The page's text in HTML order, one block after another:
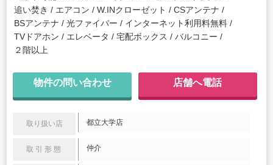
追い焚き
エアコン W.INクローゼット
CSアンテナ
BSアンテナ
光ファイバー
インターネット利用料無料
TVドアホン
エレベータ 宅配ボックス
バルコニー
２階以上
物件の問い合わせ 店舗へ電話
取り扱い店 都立大学店
取引形態 仲介